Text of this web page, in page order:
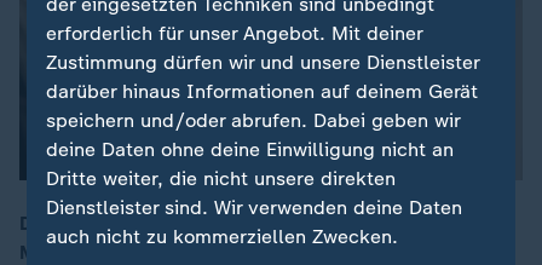
Die Universität Mannheim hat herausgefunden, dass
Mitgefühl das Glücks- und Zufriedenheitsempfinden
erforderlich für unser Angebot. Mit deiner
Zustimmung dürfen wir und unsere Dienstleister
darüber hinaus Informationen auf deinem Gerät
speichern und/oder abrufen. Dabei geben wir
deine Daten ohne deine Einwilligung nicht an
Dritte weiter, die nicht unsere direkten
Dienstleister sind. Wir verwenden deine Daten
auch nicht zu kommerziellen Zwecken.